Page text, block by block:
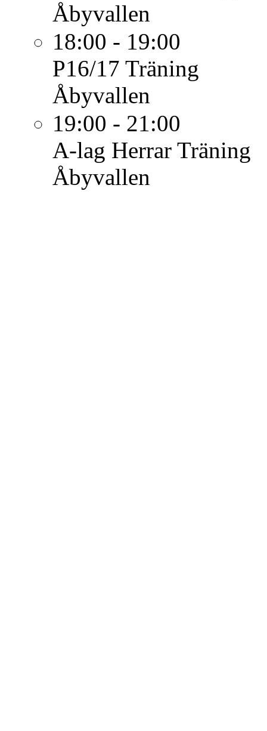
Åbyvallen
18:00 - 19:00
P16/17 Träning
Åbyvallen
19:00 - 21:00
A-lag Herrar Träning
Åbyvallen